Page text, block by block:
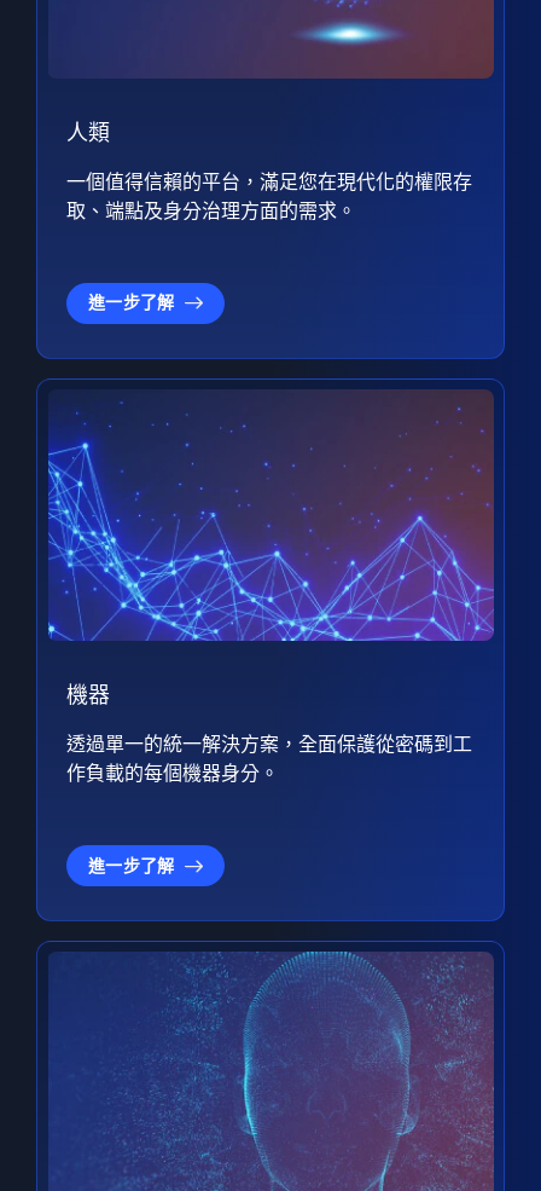
人類
一個值得信賴的平台，滿足您在現代化的權限存
取、端點及身分治理方面的需求。
進一步了解
機器
透過單一的統一解決方案，全面保護從密碼到工
作負載的每個機器身分。
進一步了解